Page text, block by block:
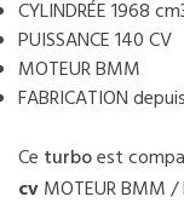
CYLINDRÉE 1968
PUISSANCE 140 CV
MOTEUR BMM
FABRICATION
Ce turboest
cvMOTEUR BMM /